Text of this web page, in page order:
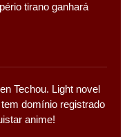
tirano ganhará
Techou. Light novel
domínio registrado
anime!